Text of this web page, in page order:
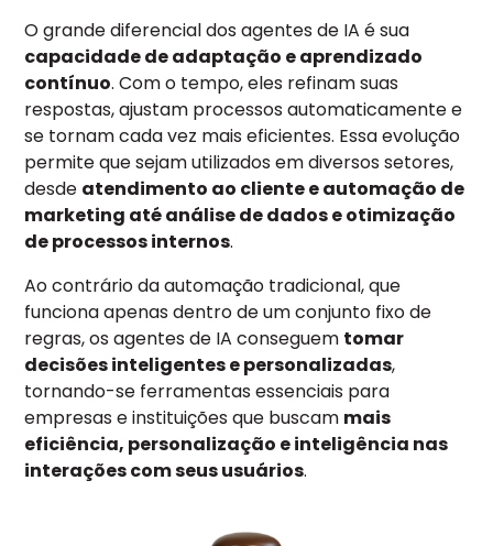
O grande diferencial dos agentes de IA é sua
capacidade de adaptação e aprendizado
contínuo. Com o tempo, eles refinam suas
respostas, ajustam processos automaticamente e
se tornam cada vez mais eficientes. Essa evolução
permite que sejam utilizados em diversos setores,
desde atendimento ao cliente e automação de
marketing até análise de dados e otimização
de processos internos.
Ao contrário da automação tradicional, que
funciona apenas dentro de um conjunto fixo de
regras, os agentes de IA conseguem tomar
decisões inteligentes e personalizadas,
tornando-se ferramentas essenciais para
empresas e instituições que buscam mais
eficiência, personalização e inteligência nas
interações com seus usuários.